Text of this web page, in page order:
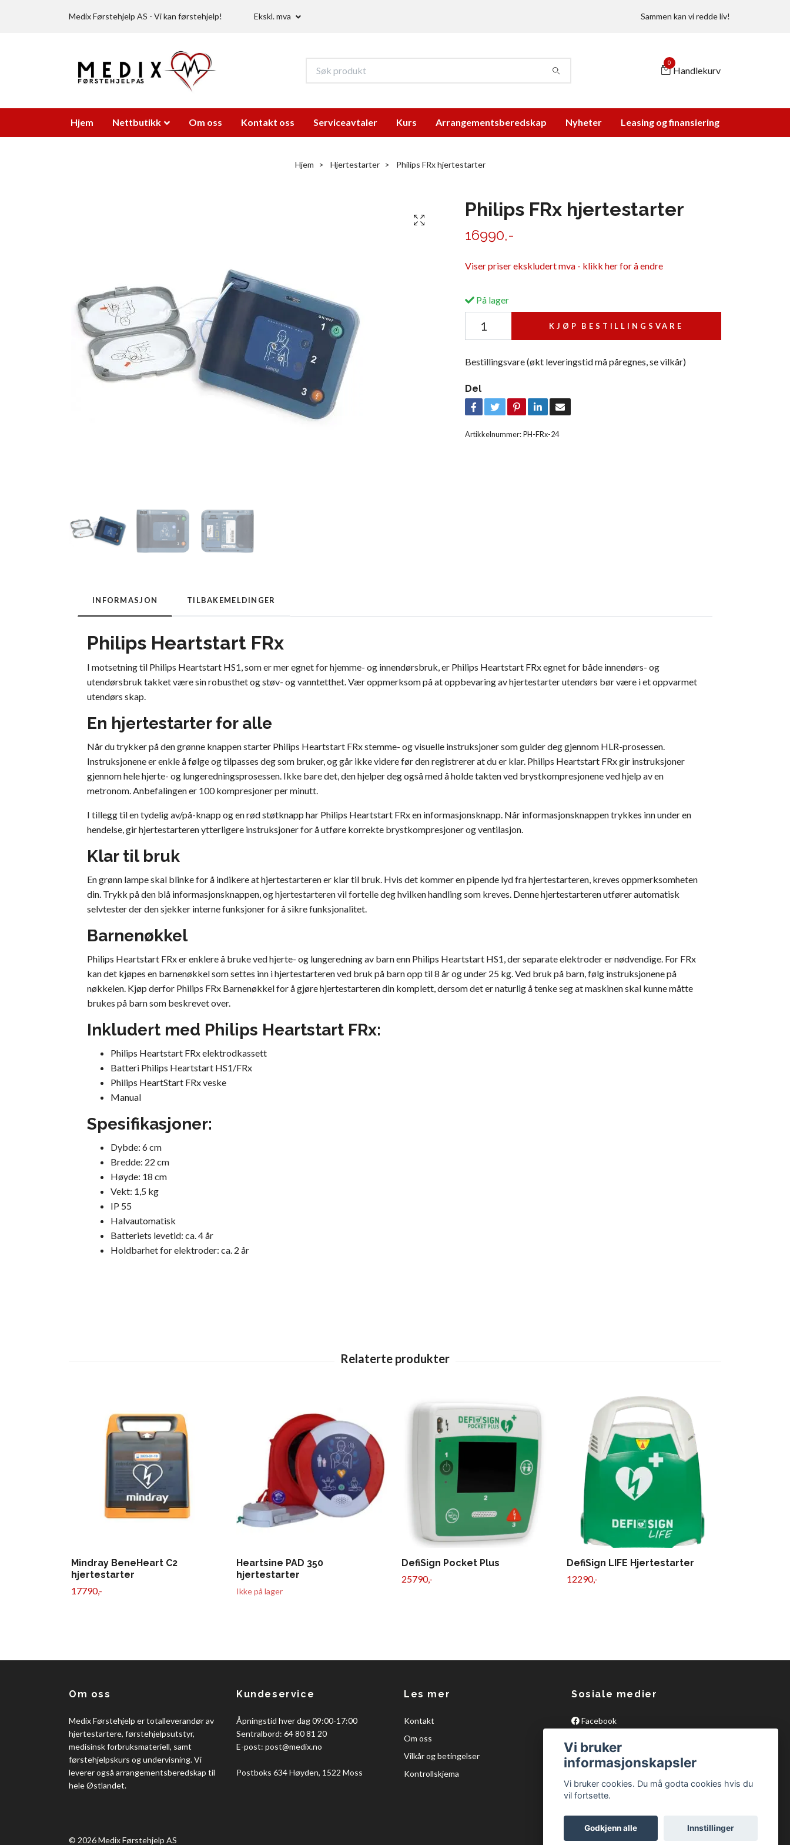
Medix Førstehjelp AS - Vi kan førstehjelp! Ekskl. mva Sammen kan vi redde liv!
0
Handlekurv
Hjem Nettbutikk Om oss Kontakt oss Serviceavtaler Kurs Arrangementsberedskap Nyheter Leasing og finansiering
Hjem Hjertestarter Philips FRx hjertestarter
Philips FRx hjertestarter
16990,-
Viser priser ekskludert mva - klikk her for å endre
På lager
KJØP BESTILLINGSVARE
Bestillingsvare (økt leveringstid må påregnes, se vilkår)
Del
Artikkelnummer:PH-FRx-24
INFORMASJON TILBAKEMELDINGER
Philips Heartstart FRx
I motsetning til Philips Heartstart HS1, som er mer egnet for hjemme- og innendørsbruk, er Philips Heartstart FRx egnet for både innendørs- og
utendørsbruk takket være sin robusthet og støv- og vanntetthet. Vær oppmerksom på at oppbevaring av hjertestarter utendørs bør være i et oppvarmet
utendørs skap.
En hjertestarter for alle
Når du trykker på den grønne knappen starter Philips Heartstart FRx stemme- og visuelle instruksjoner som guider deg gjennom HLR-prosessen.
Instruksjonene er enkle å følge og tilpasses deg som bruker, og går ikke videre før den registrerer at du er klar. Philips Heartstart FRx gir instruksjoner
gjennom hele hjerte- og lungeredningsprosessen. Ikke bare det, den hjelper deg også med å holde takten ved brystkompresjonene ved hjelp av en
metronom. Anbefalingen er 100 kompresjoner per minutt.
I tillegg til en tydelig av/på-knapp og en rød støtknapp har Philips Heartstart FRx en informasjonsknapp. Når informasjonsknappen trykkes inn under en
hendelse, gir hjertestarteren ytterligere instruksjoner for å utføre korrekte brystkompresjoner og ventilasjon.
Klar til bruk
En grønn lampe skal blinke for å indikere at hjertestarteren er klar til bruk. Hvis det kommer en pipende lyd fra hjertestarteren, kreves oppmerksomheten
din. Trykk på den blå informasjonsknappen, og hjertestarteren vil fortelle deg hvilken handling som kreves. Denne hjertestarteren utfører automatisk
selvtester der den sjekker interne funksjoner for å sikre funksjonalitet.
Barnenøkkel
Philips Heartstart FRx er enklere å bruke ved hjerte- og lungeredning av barn enn Philips Heartstart HS1, der separate elektroder er nødvendige. For FRx
kan det kjøpes en barnenøkkel som settes inn i hjertestarteren ved bruk på barn opp til 8 år og under 25 kg. Ved bruk på barn, følg instruksjonene på
nøkkelen. Kjøp derfor Philips FRx Barnenøkkel for å gjøre hjertestarteren din komplett, dersom det er naturlig å tenke seg at maskinen skal kunne måtte
brukes på barn som beskrevet over.
Inkludert med Philips Heartstart FRx:
Philips Heartstart FRx elektrodkassett
Batteri Philips Heartstart HS1/FRx
Philips HeartStart FRx veske
Manual
Spesifikasjoner:
Dybde: 6 cm
Bredde: 22 cm
Høyde: 18 cm
Vekt: 1,5 kg
IP 55
Halvautomatisk
Batteriets levetid: ca. 4 år
Holdbarhet for elektroder: ca. 2 år
Mindray BeneHeart C2
hjertestarter
17790,-
Heartsine PAD 350
hjertestarter
Ikke på lager
DefiSign Pocket Plus
25790,-
DefiSign LIFE Hjertestarter
12290,-
Om oss
Medix Førstehjelp er totalleverandør av
hjertestartere, førstehjelpsutstyr,
medisinsk forbruksmateriell, samt
førstehjelpskurs og undervisning. Vi
leverer også arrangementsberedskap til
hele Østlandet.
Kundeservice
Åpningstid hver dag 09:00-17:00
Sentralbord: 64 80 81 20
E-post: post@medix.no
Postboks 634 Høyden, 1522 Moss
Les mer
Kontakt
Om oss
Vilkår og betingelser
Kontrollskjema
Sosiale medier
Facebook
© 2026 Medix Førstehjelp AS
Vi bruker
informasjonskapsler
Vi bruker cookies. Du må godta cookies hvis du
vil fortsette.
Godkjenn alle Innstillinger